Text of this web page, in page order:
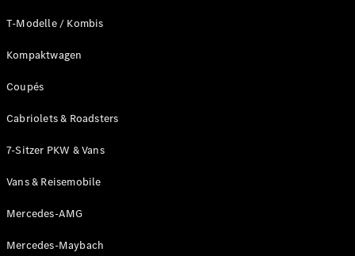
Benz
AMG
Maybach
Mercedes-
Classic
T-Modelle / Kombis
Kompaktwagen
Coupés
Cabriolets & Roadsters
7-Sitzer PKW & Vans
Vans & Reisemobile
Mercedes-AMG
Mercedes-Maybach